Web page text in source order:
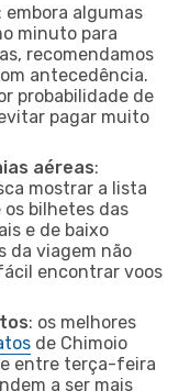
: embora algumas
minuto para
recomendamos
antecedência.
probabilidade de
pagar muito
aéreas:
mostrar a lista
bilhetes das
e de baixo
da viagem não
encontrar voos
: os melhores
de Chimoio
entre terça-feira
a ser mais